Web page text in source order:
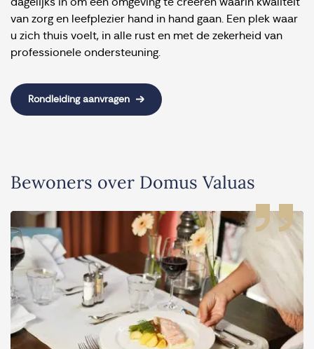
van zorg en leefplezier hand in hand gaan. Een plek waar
u zich thuis voelt, in alle rust en met de zekerheid van
professionele ondersteuning.
Rondleiding aanvragen
Bewoners over Domus Valuas